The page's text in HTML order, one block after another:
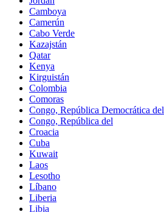
Camboya
Camerún
Cabo Verde
Kazajstán
Qatar
Kenya
Kirguistán
Colombia
Comoras
Congo, República Democrática del
Congo, República del
Croacia
Cuba
Kuwait
Laos
Lesotho
Líbano
Liberia
Libia